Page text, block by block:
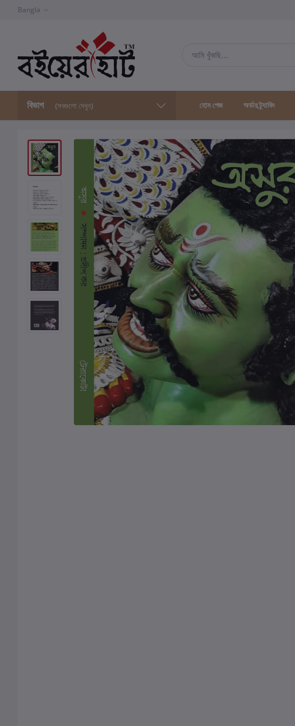
Bangla
বিভাগ (সবগুলো দেখুন) হোম পেজ অর্ডার ট্র্যাকিং